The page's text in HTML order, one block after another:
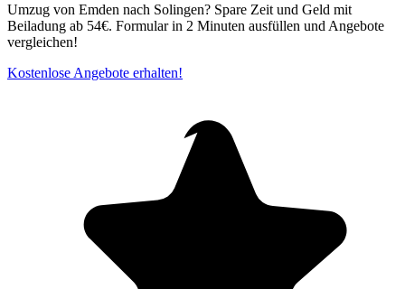
Umzug von Emden nach Solingen? Spare Zeit und Geld mit
Beiladung ab 54€. Formular in 2 Minuten ausfüllen und Angebote
vergleichen!
Kostenlose Angebote erhalten!